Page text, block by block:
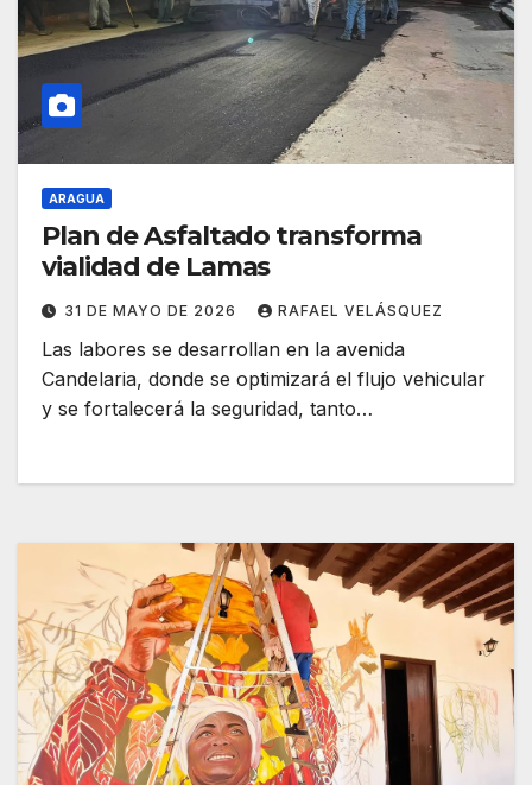
ARAGUA
Plan de Asfaltado transforma
vialidad de Lamas
31 DE MAYO DE 2026 RAFAEL VELÁSQUEZ
Las labores se desarrollan en la avenida
Candelaria, donde se optimizará el flujo vehicular
y se fortalecerá la seguridad, tanto…